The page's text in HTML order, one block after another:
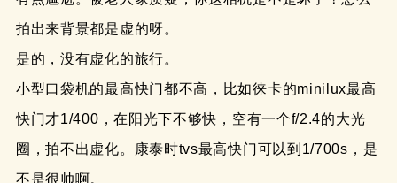
拍出来背景都是虚的呀。
是的，没有虚化的旅行。
小型口袋机的最高快门都不高，比如徕卡的minilux最高
快门才1/400，在阳光下不够快，空有一个f/2.4的大光
圈，拍不出虚化。康泰时tvs最高快门可以到1/700s，是
不是很帅啊。